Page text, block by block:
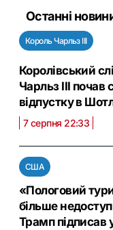
Останні
Король Чарльз III
Королівський
Чарльз III почав
відпустку в
7 серпня 22:33
США
«Пологовий
більше
Трамп підписав